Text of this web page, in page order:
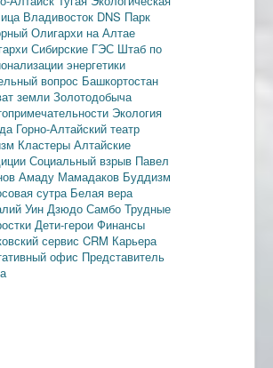
Владивосток DNS Парк
Олигархи на Алтае
Сибирские ГЭС Штаб по
энергетики
вопрос Башкортостан
земли Золотодобыча
Экология
Горно-Алтайский театр
Кластеры Алтайские
Социальный взрыв Павел
Амаду Мамадаков Буддизм
сутра Белая вера
Уин Дзюдо Самбо Трудные
Дети-герои Финансы
сервис CRM Карьера
офис Представитель